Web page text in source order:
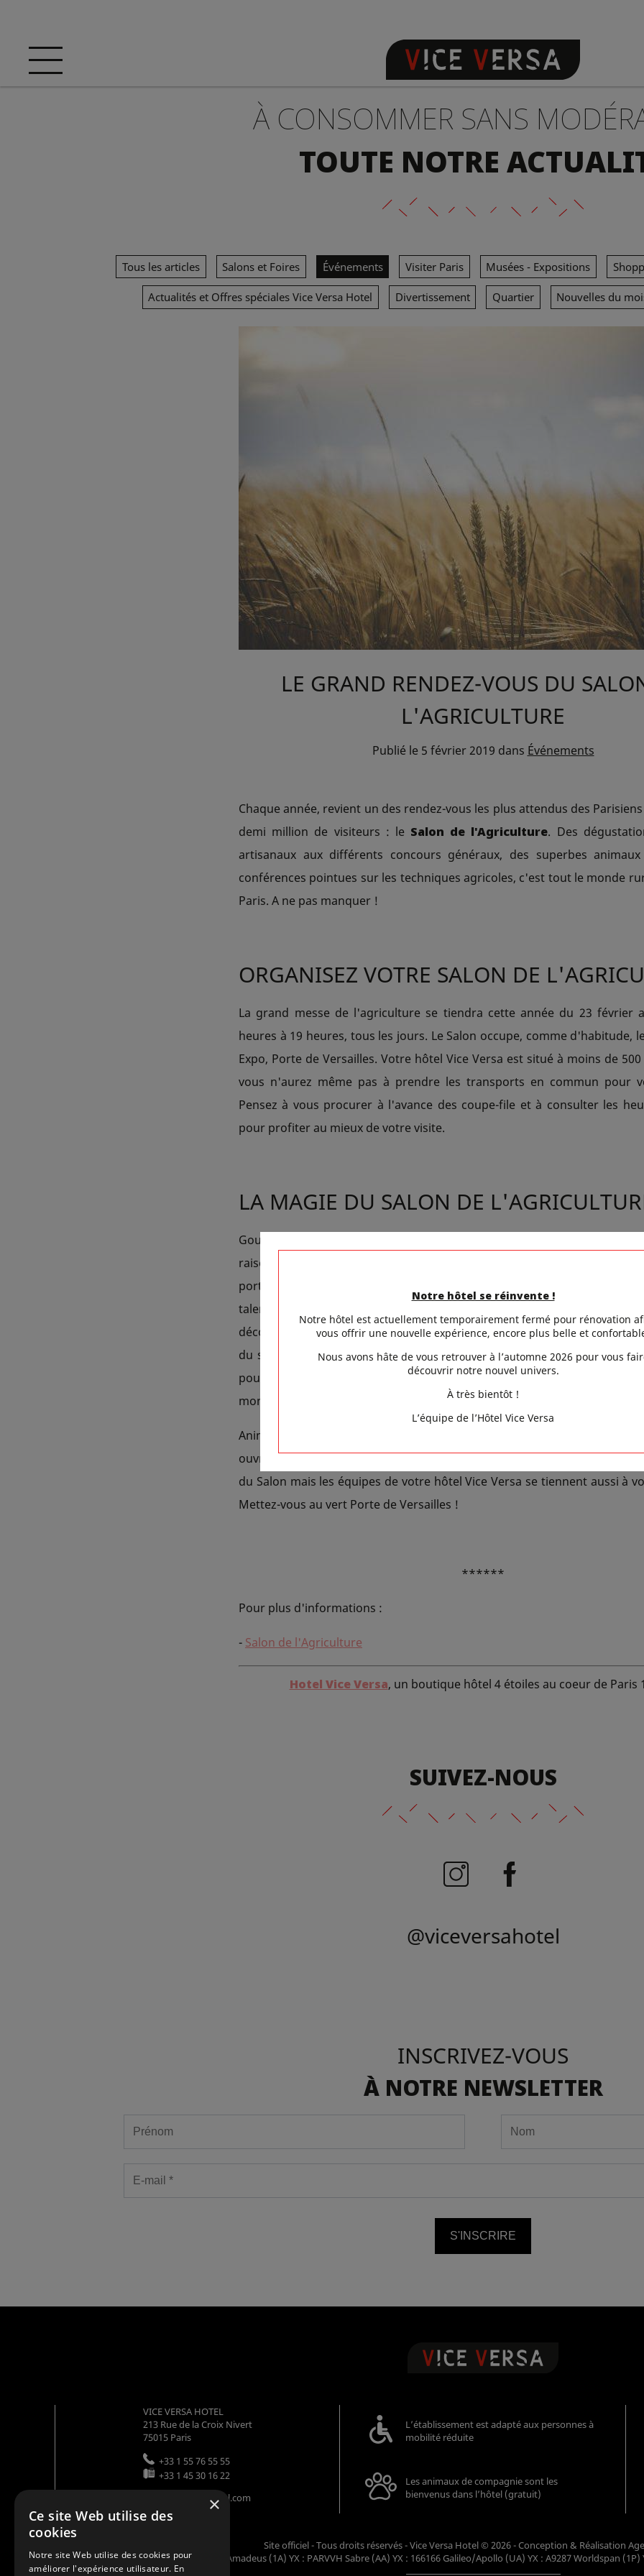
À CONSOMMER SANS
TOUTE NOTRE
Tous les articles Salons et Foires Événements Visiter Paris Musées - Expositions
Actualités et Offres spéciales Vice Versa Hotel Divertissement Quartier Nouvelles du
LE GRAND RENDEZ-VOUS DU
L'AGRICULTURE
Publié le 5 février 2019 dans Événements
Chaque année, revient un des rendez-vous les plus attendus des
demi million de visiteurs : le Salon de l'Agriculture. Des
artisanaux aux différents concours généraux, des superbes
conférences pointues sur les techniques agricoles, c'est tout le monde
Paris. A ne pas manquer !
ORGANISEZ VOTRE SALON DE
La grand messe de l'agriculture se tiendra cette année du 23 février
heures à 19 heures, tous les jours. Le Salon occupe, comme d'habitude,
Expo, Porte de Versailles. Votre hôtel Vice Versa est situé à moins de
vous n'aurez même pas à prendre les transports en commun pour
Pensez à vous procurer à l'avance des coupe-file et à consulter les
pour profiter au mieux de votre visite.
LA MAGIE DU SALON DE
Gourmands, curieux, passionnés, professionnels, tout le monde a au
raison visiter le Salon de l'agriculture. Cette année, le salon a choisi
portant sur la dimension humaine de l'agriculture : "Des femmes,
talents ". Écosystèmes, impact social, savoir-faire, créativité, chaque
décortiqué. Ce sont aussi bien sûr les salles de traite, la présentation de
du salon, un espace dédié aux produits des régions, la ferme
pour les enfants, un espace emploi et formation, une ouverture sur
monde entier, parmi tant d'autres...
Animations, dégustations, ambiance conviviale, la plus grande ferme
ouvre ses portes le 23 février. Vous trouverez toutes les informations
du Salon mais les équipes de votre hôtel Vice Versa se tiennent aussi à
Mettez-vous au vert Porte de Versailles !
******
Pour plus d'informations :
- Salon de l'Agriculture
Hotel Vice Versa, un boutique hôtel 4 étoiles au coeur de Paris
SUIVEZ-NOUS
@viceversahotel
INSCRIVEZ-VOUS
À NOTRE NEWSLETTER
S'INSCRIRE
VICE VERSA HOTEL
213 Rue de la Croix Nivert
75015 Paris
+33 1 55 76 55 55
+33 1 45 30 16 22
info@viceversahotel.com
L’établissement est adapté aux personnes à
mobilité réduite
Les animaux de compagnie sont les
bienvenus dans l’hôtel (gratuit)
Site officiel - Tous droits réservés - Vice Versa Hotel © 2026 - Conception & Réalisation
Codes GDS : Amadeus (1A) YX : PARVVH Sabre (AA) YX : 166166 Galileo/Apollo (UA) YX : A9287 Worldspan (1P)
Notre hôtel se réinvente !
Notre hôtel est actuellement temporairement fermé pour rénovation
vous offrir une nouvelle expérience, encore plus belle et
Nous avons hâte de vous retrouver à l’automne 2026 pour vous
découvrir notre nouvel univers.
À très bientôt !
L’équipe de l’Hôtel Vice Versa
×
Ce site Web utilise des
cookies
Notre site Web utilise des cookies pour
améliorer l'expérience utilisateur. En